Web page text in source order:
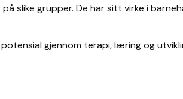
slike grupper. De har sitt virke i
gjennom terapi, læring og